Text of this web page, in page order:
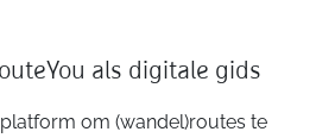
als digitale gids
om (wandel)routes te